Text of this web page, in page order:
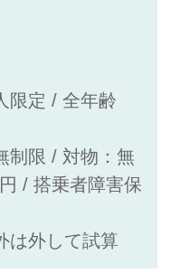
限定 / 全年齢
制限 / 対物：無
/ 搭乗者障害保
は外して試算